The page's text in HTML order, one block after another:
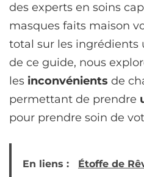
des experts en soins
masques faits maison
total sur les ingrédients
de ce guide, nous
les inconvénients de
permettant de prendre
pour prendre soin de
En liens :
Étoffe de